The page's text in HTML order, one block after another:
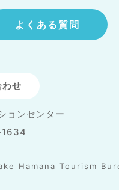
よくある質問
せ
ョンセンター
Hamana Tourism